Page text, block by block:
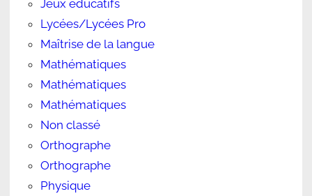
Jeux éducatifs
Lycées/Lycées Pro
Maîtrise de la langue
Mathématiques
Mathématiques
Mathématiques
Non classé
Orthographe
Orthographe
Physique